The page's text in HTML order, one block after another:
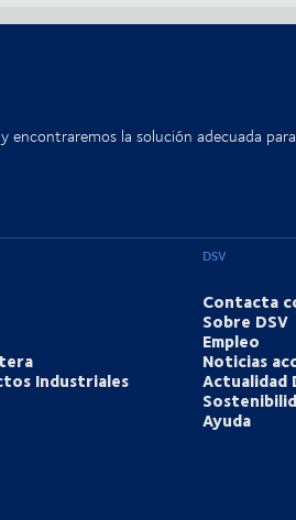
la solución adecuada
Industriales
DSV
Contacta
Sobre DSV
Empleo
Noticias
Actualidad
Ayuda